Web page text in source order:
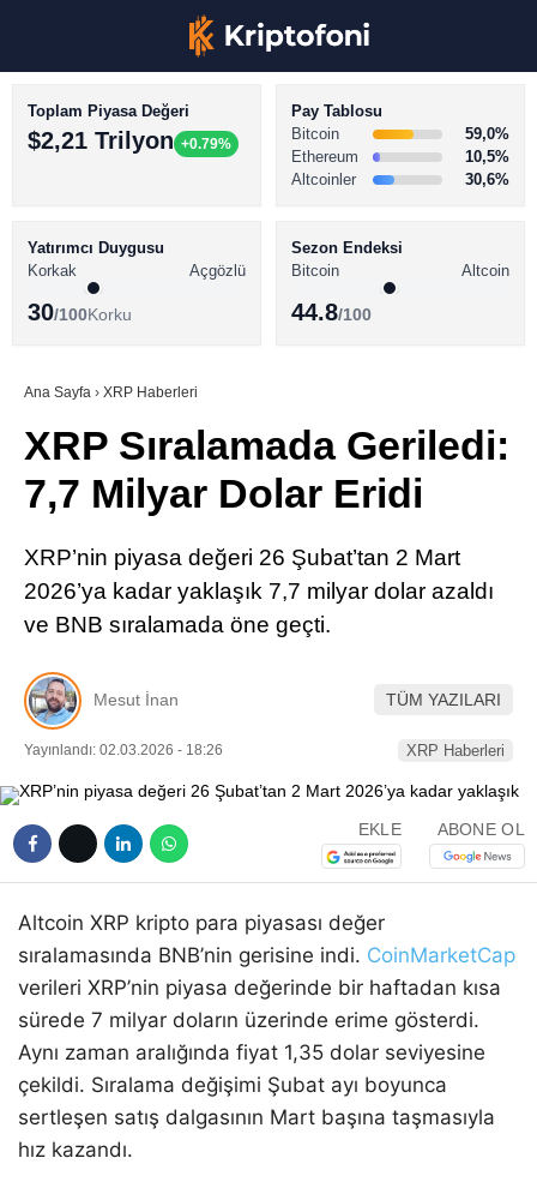
Youtube
TikTok
Pinterest
Telegram
BİTCOİN HABERLERİ
ALTCOİN HABERLERİ
SÖZLÜK
Toplam Piyasa Değeri
$2,21 Trilyon +0.79%
Pay Tablosu
Bitcoin
59,0%
Ethereum
10,5%
Altcoinler
30,6%
Yatırımcı Duygusu
Korkak
Açgözlü
30/100Korku
Sezon Endeksi
Bitcoin
Altcoin
44.8/100
Ana Sayfa › XRP Haberleri
XRP Sıralamada Geriledi:
7,7 Milyar Dolar Eridi
XRP’nin piyasa değeri 26 Şubat’tan 2 Mart
2026’ya kadar yaklaşık 7,7 milyar dolar azaldı
ve BNB sıralamada öne geçti.
Mesut İnan TÜM YAZILARI
Yayınlandı: 02.03.2026 - 18:26 XRP Haberleri
EKLE ABONE OL
Altcoin XRP kripto para piyasası değer
sıralamasında BNB’nin gerisine indi. CoinMarketCap
verileri XRP’nin piyasa değerinde bir haftadan kısa
sürede 7 milyar doların üzerinde erime gösterdi.
Aynı zaman aralığında fiyat 1,35 dolar seviyesine
çekildi. Sıralama değişimi Şubat ayı boyunca
sertleşen satış dalgasının Mart başına taşmasıyla
hız kazandı.